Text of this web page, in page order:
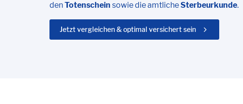
denTotenschein sowie die amtlicheSterbeurkunde.
Jetzt vergleichen & optimal versichert sein